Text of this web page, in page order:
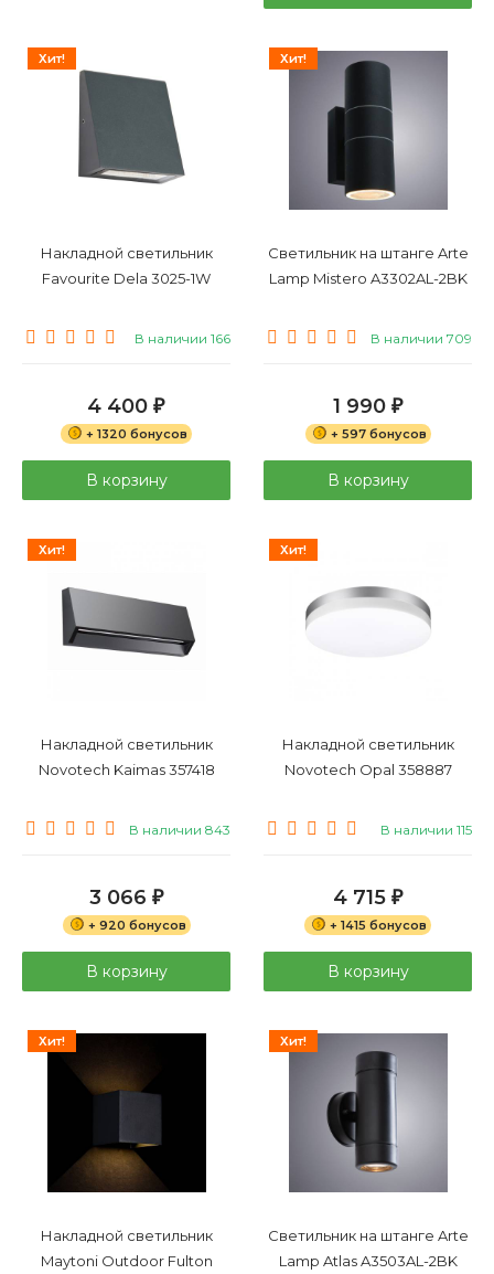
Хит!
Накладной светильник
Favourite Dela 3025-1W
В наличии 166
4 400 ₽
+ 1320 бонусов
В корзину
Хит!
Светильник на штанге Arte
Lamp Mistero A3302AL-2BK
В наличии 709
1 990 ₽
+ 597 бонусов
В корзину
Хит!
Накладной светильник
Novotech Kaimas 357418
В наличии 843
3 066 ₽
+ 920 бонусов
В корзину
Хит!
Накладной светильник
Novotech Opal 358887
В наличии 115
4 715 ₽
+ 1415 бонусов
В корзину
Хит!
Накладной светильник
Maytoni Outdoor Fulton
Хит!
Светильник на штанге Arte
Lamp Atlas A3503AL-2BK